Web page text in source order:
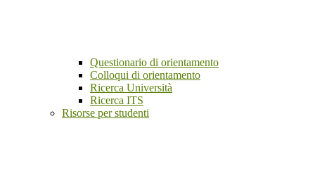
Questionario di orientamento
Colloqui di orientamento
Ricerca Università
Ricerca ITS
Risorse per studenti